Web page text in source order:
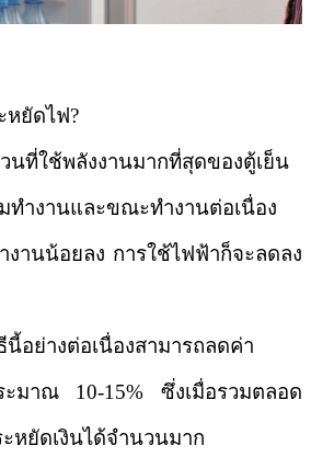
หยัดไฟ?
นที่ใช้พลังงานมากที่สุดของตู้เย็น
ทำงานและขณะทำงานต่อเนื่อง
งานน้อยลง การใช้ไฟฟ้าก็จะลดลง
อย่างต่อเนื่องสามารถลดค่า
ะมาณ 10-15% ซึ่งเมื่อรวมตลอด
หยัดเงินได้จำนวนมาก